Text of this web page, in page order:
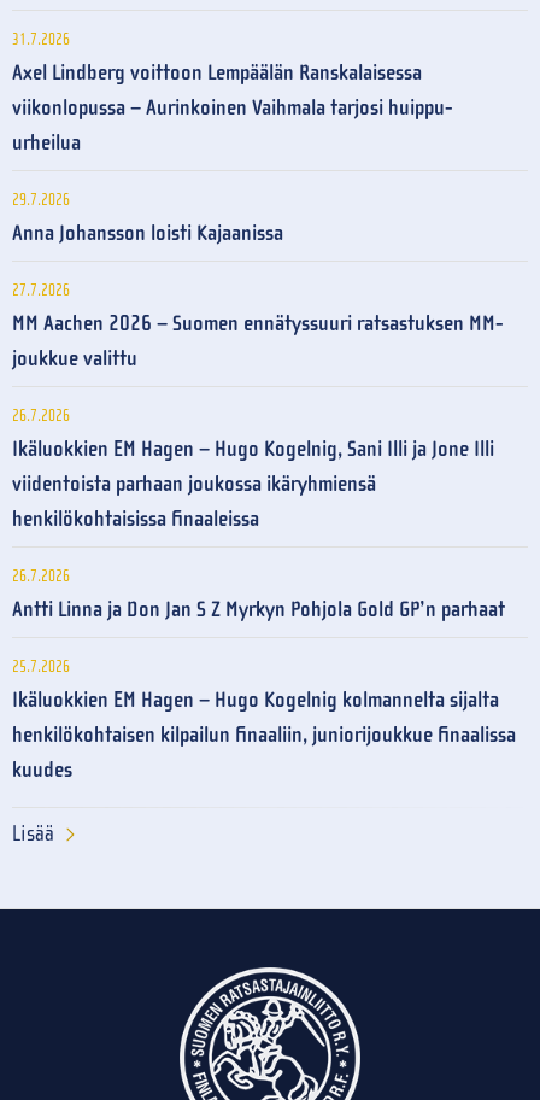
31.7.2026
Axel Lindberg voittoon Lempäälän Ranskalaisessa
viikonlopussa – Aurinkoinen Vaihmala tarjosi huippu-
urheilua
29.7.2026
Anna Johansson loisti Kajaanissa
27.7.2026
MM Aachen 2026 – Suomen ennätyssuuri ratsastuksen MM-
joukkue valittu
26.7.2026
Ikäluokkien EM Hagen – Hugo Kogelnig, Sani Illi ja Jone Illi
viidentoista parhaan joukossa ikäryhmiensä
henkilökohtaisissa finaaleissa
26.7.2026
Antti Linna ja Don Jan S Z Myrkyn Pohjola Gold GP’n parhaat
25.7.2026
Ikäluokkien EM Hagen – Hugo Kogelnig kolmannelta sijalta
henkilökohtaisen kilpailun finaaliin, juniorijoukkue finaalissa
kuudes
Lisää